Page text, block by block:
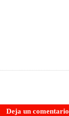
Deja un comentario